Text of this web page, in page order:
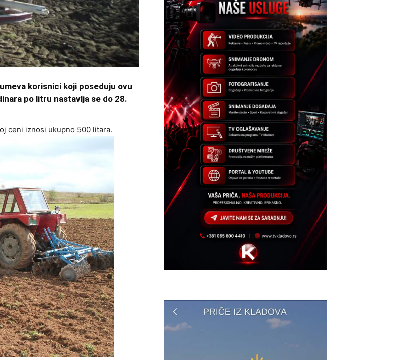
korisnici koji poseduju ovu
po litru nastavlja se do 28.
ceni iznosi ukupno 500 litara.